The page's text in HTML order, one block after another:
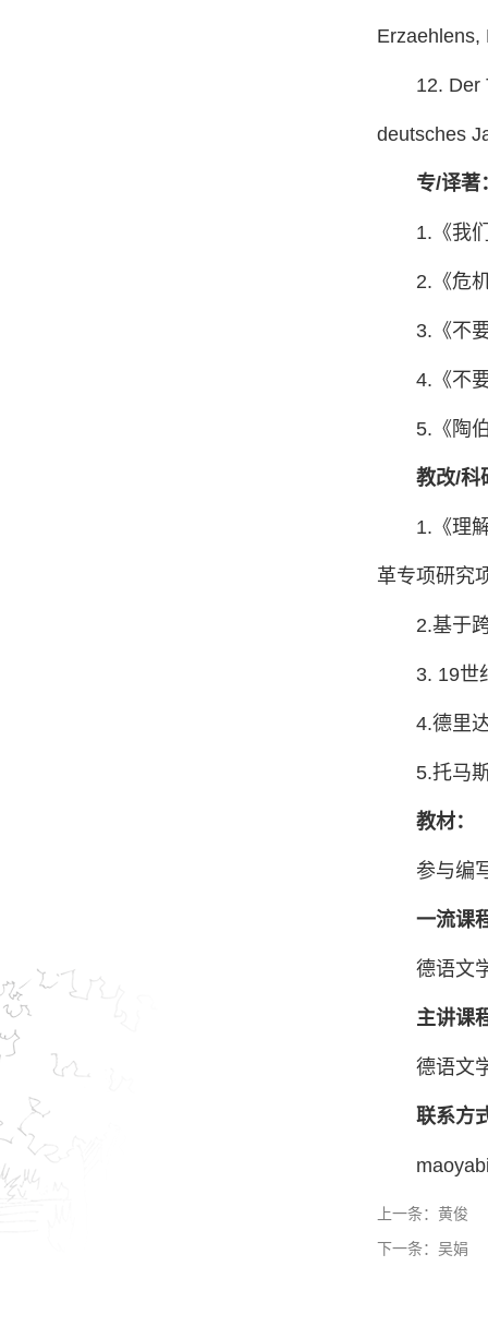
Erzaehlens,
12. Der
deutsches
专/译著
1.《我
2.《危
3.《不
4.《不
5.《陶
教改/科
1.《理
革专项研究
2.基于
3. 19世
4.德里
5.托马
教材：
参与编
一流课
德语文
主讲课
德语文
联系方
上一条： 黄俊
下一条： 吴娟